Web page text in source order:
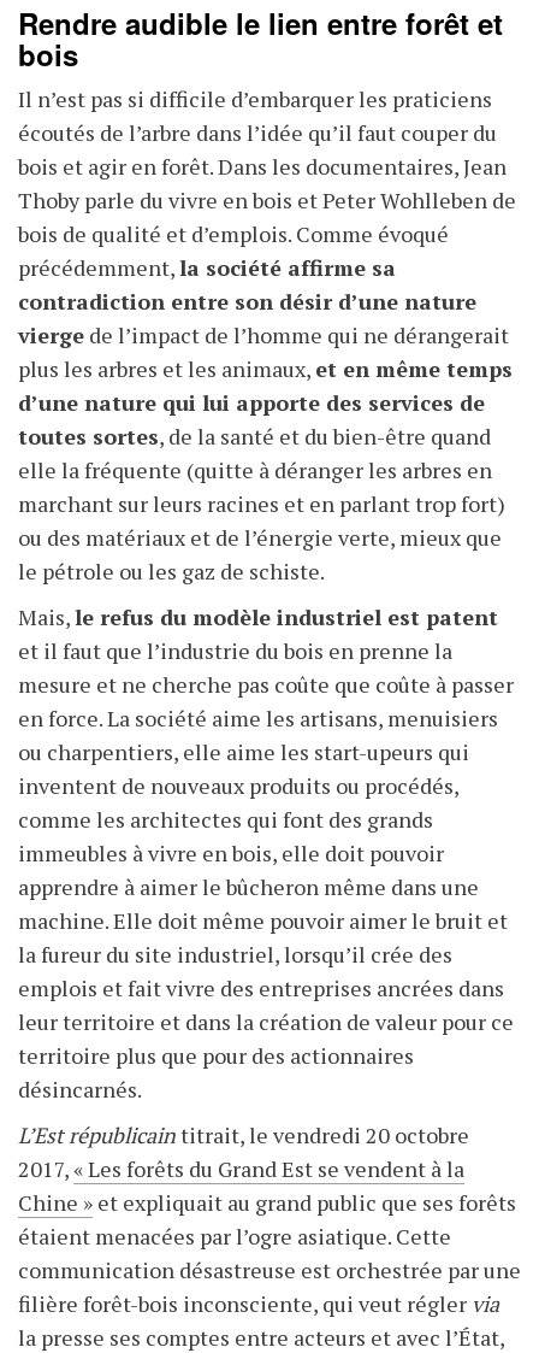
Rendre audible le lien entre forêt et
bois
Il n’est pas si difficile d’embarquer les praticiens
écoutés de l’arbre dans l’idée qu’il faut couper du
bois et agir en forêt. Dans les documentaires, Jean
Thoby parle du vivre en bois et Peter Wohlleben de
bois de qualité et d’emplois. Comme évoqué
précédemment,la société affirme sa
contradiction entre son désir d’une nature
vierge de l’impact de l’homme qui ne dérangerait
plus les arbres et les animaux, et en même temps
d’une nature qui lui apporte des services de
toutes sortes, de la santé et du bien-être quand
elle la fréquente (quitte à déranger les arbres en
marchant sur leurs racines et en parlant trop fort)
ou des matériaux et de l’énergie verte, mieux que
le pétrole ou les gaz de schiste.
Mais,le refus du modèle industriel est patent
et il faut que l’industrie du bois en prenne la
mesure et ne cherche pas coûte que coûte à passer
en force. La société aime les artisans, menuisiers
ou charpentiers, elle aime les start-upeurs qui
inventent de nouveaux produits ou procédés,
comme les architectes qui font des grands
immeubles à vivre en bois, elle doit pouvoir
apprendre à aimer le bûcheron même dans une
machine. Elle doit même pouvoir aimer le bruit et
la fureur du site industriel, lorsqu’il crée des
emplois et fait vivre des entreprises ancrées dans
leur territoire et dans la création de valeur pour ce
territoire plus que pour des actionnaires
désincarnés.
L’Est républicaintitrait, le vendredi 20 octobre
2017,« Les forêts du Grand Est se vendent à la
Chine » et expliquait au grand public que ses forêts
étaient menacées par l’ogre asiatique. Cette
communication désastreuse est orchestrée par une
filière forêt-bois inconsciente, qui veut régler via
la presse ses comptes entre acteurs et avec l’État,